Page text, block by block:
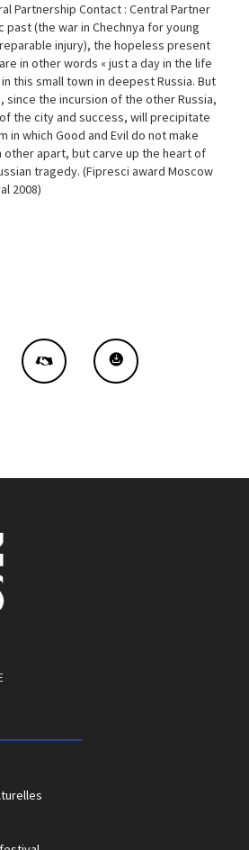
Partnership Contact : Central Partner
past (the war in Chechnya for young
injury), the hopeless present
in other words « just a day in the life
this small town in deepest Russia. But
since the incursion of the other Russia,
the city and success, will precipitate
in which Good and Evil do not make
other apart, but carve up the heart of
tragedy. (Fipresci award Moscow
2008)